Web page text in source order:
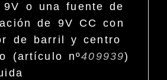
o una fuente de
de 9V CC con
de barril y centro
(artículo nº409939)